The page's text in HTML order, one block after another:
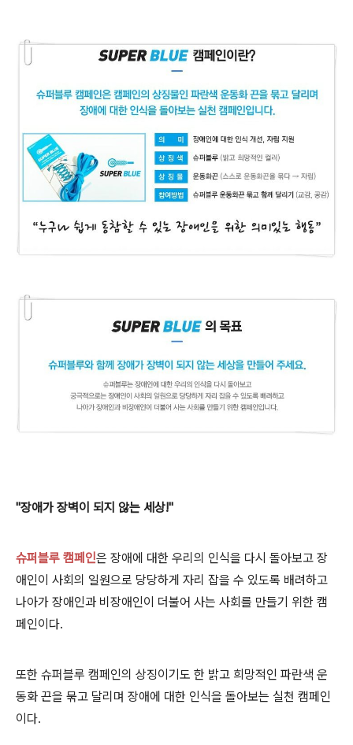
"장애가 장벽이 되지 않는 세상!"
슈퍼블루 캠페인은 장애에 대한 우리의 인식을 다시 돌아보고 장
애인이 사회의 일원으로 당당하게 자리 잡을 수 있도록 배려하고
나아가 장애인과 비장애인이 더불어 사는 사회를 만들기 위한 캠
페인이다.
또한 슈퍼블루 캠페인의 상징이기도 한 밝고 희망적인 파란색 운
동화 끈을 묶고 달리며 장애에 대한 인식을 돌아보는 실천 캠페인
이다.